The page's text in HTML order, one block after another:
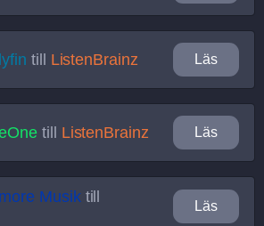
till ListenBrainz Läs
till ListenBrainz Läs
Musiktill
Läs